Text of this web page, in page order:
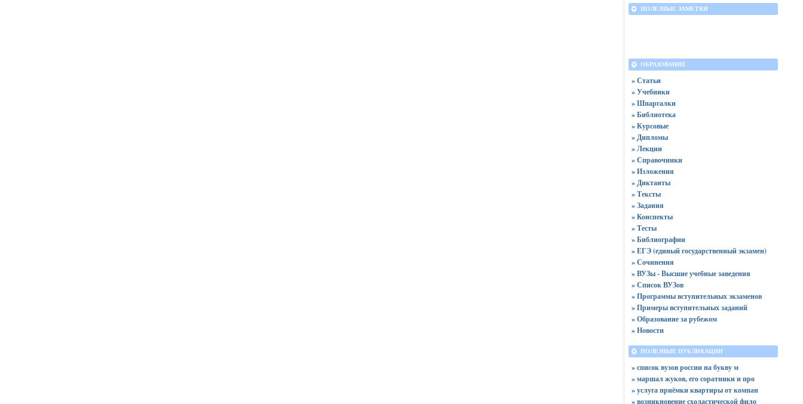
ПОЛЕЗНЫЕ ЗАМЕТКИ
ОБРАЗОВАНИЕ
» Статьи
» Учебники
» Шпаргалки
» Библиотека
» Курсовые
» Дипломы
» Лекции
» Справочники
» Изложения
» Диктанты
» Тексты
» Задания
» Конспекты
» Тесты
» Библиографии
» ЕГЭ (единый государственный экзамен)
» Сочинения
» ВУЗы - Высшие учебные заведения
» Список ВУЗов
» Программы вступительных экзаменов
» Примеры вступительных заданий
» Образование за рубежом
» Новости
ПОЛЕЗНЫЕ ПУБЛИКАЦИИ
» список вузов россии на букву м
» маршал жуков, его соратники и про
» услуга приёмки квартиры от компан
» возникновение схоластической фило